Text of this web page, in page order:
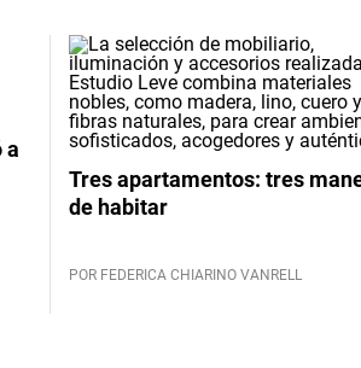
a
Tres apartamentos: tres
de habitar
POR FEDERICA CHIARINO VANRELL